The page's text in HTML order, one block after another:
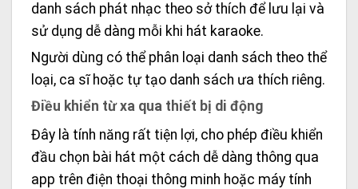
danh sách phát nhạc theo sở thích để lưu lại và
sử dụng dễ dàng mỗi khi hát karaoke.
Người dùng có thể phân loại danh sách theo thể
loại, ca sĩ hoặc tự tạo danh sách ưa thích riêng.
Điều khiển từ xa qua thiết bị di động
Đây là tính năng rất tiện lợi, cho phép điều khiển
đầu chọn bài hát một cách dễ dàng thông qua
app trên điện thoại thông minh hoặc máy tính